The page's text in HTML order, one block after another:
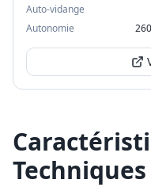
Auto-vidange
Autonomie
Techniques